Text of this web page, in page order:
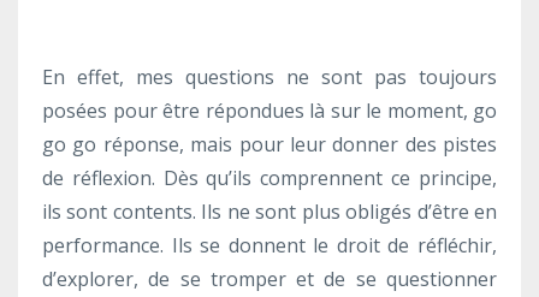
En effet, mes questions ne sont pas toujours
posées pour être répondues là sur le moment, go
go go réponse, mais pour leur donner des pistes
de réflexion. Dès qu’ils comprennent ce principe,
ils sont contents. Ils ne sont plus obligés d’être en
performance. Ils se donnent le droit de réfléchir,
d’explorer, de se tromper et de se questionner